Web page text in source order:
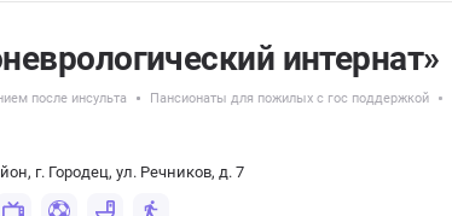
интернат»
после инсульта Пансионаты для пожилых с гос поддержкой
г. Городец, ул. Речников, д. 7